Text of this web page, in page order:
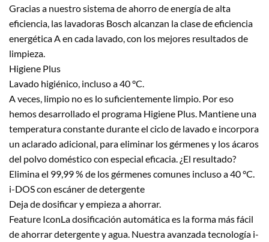
Gracias a nuestro sistema de ahorro de energía de alta
eficiencia, las lavadoras Bosch alcanzan la clase de eficiencia
energética A en cada lavado, con los mejores resultados de
limpieza.
Higiene Plus
Lavado higiénico, incluso a 40 °C.
A veces, limpio no es lo suficientemente limpio. Por eso
hemos desarrollado el programa Higiene Plus. Mantiene una
temperatura constante durante el ciclo de lavado e incorpora
un aclarado adicional, para eliminar los gérmenes y los ácaros
del polvo doméstico con especial eficacia. ¿El resultado?
Elimina el 99,99 % de los gérmenes comunes incluso a 40 °C.
i-DOS con escáner de detergente
Deja de dosificar y empieza a ahorrar.
Feature IconLa dosificación automática es la forma más fácil
de ahorrar detergente y agua. Nuestra avanzada tecnología i-